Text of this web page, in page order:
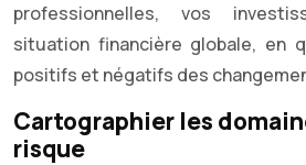
professionnelles, vos
situation financière globale, en
positifs et négatifs des
Cartographier les
risque